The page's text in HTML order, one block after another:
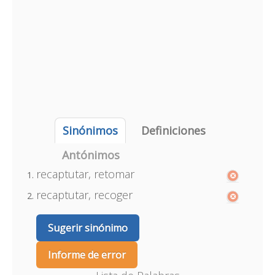
Sinónimos
Definiciones
Antónimos
recaptutar, retomar
recaptutar, recoger
Sugerir sinónimo
Informe de error